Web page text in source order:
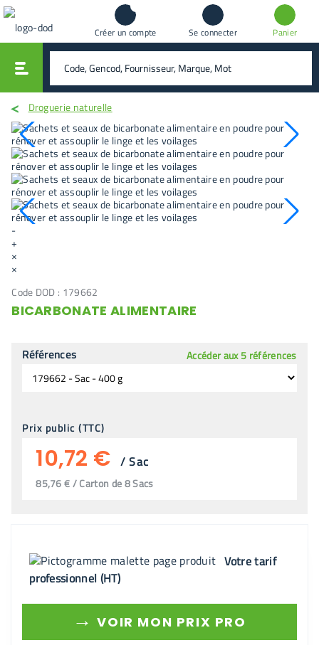
Créer un compte Se connecter Panier
rechercher
Droguerie naturelle
-
+
×
×
Code DOD : 179662
BICARBONATE ALIMENTAIRE
Références Accéder aux 5 références
Prix public (TTC)
10,72 € / Sac
85,76 € / Carton de 8 Sacs
Votre tarif
professionnel (HT)
→ VOIR MON PRIX PRO